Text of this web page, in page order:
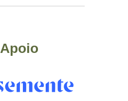
Apoio